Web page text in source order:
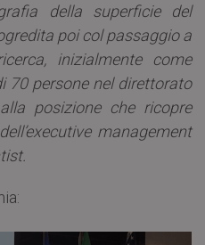
della superficie del
poi col passaggio a
inizialmente come
70 persone nel direttorato
posizione che ricopre
management